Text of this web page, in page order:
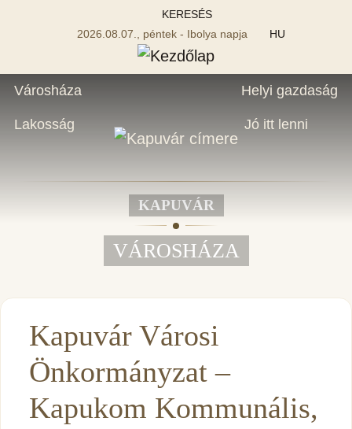
KERESÉS
2026.08.07., péntek - Ibolya napja
HU
Városháza
Lakosság
Helyi gazdaság
Jó itt lenni
KAPUVÁR
VÁROSHÁZA
Kapuvár Városi
Önkormányzat –
Kapukom Kommunális,